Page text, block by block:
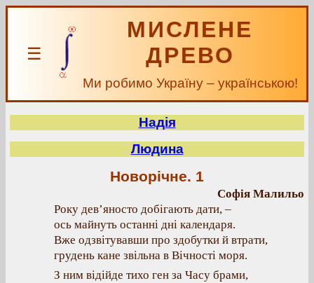
☰
МИСЛЕНЕ
ДРЕВО
Ми робимо Україну – українською!
Надія
Людина
Новорічне. 1
Софія Малильо
Року дев’яносто добігають дати, –
ось майнуть останні дні календаря.
Вже одзвітувавши про здобутки й втрати,
грудень кане звільна в Вічності моря.
З ним відійде тихо ген за Часу брами,